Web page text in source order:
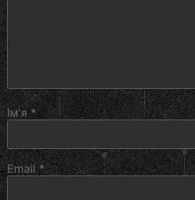
Ім'я*
Email*